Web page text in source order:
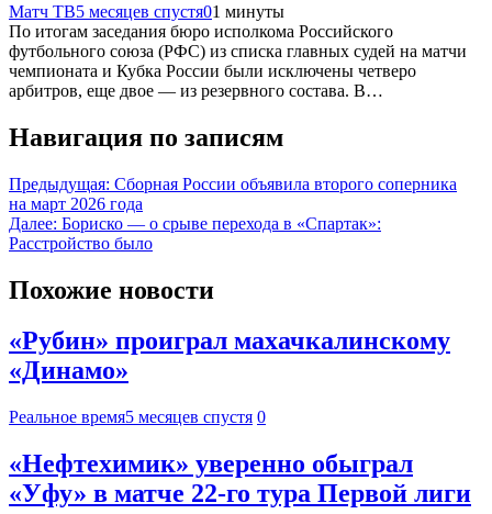
Матч ТВ5 месяцев спустя01 минуты
По итогам заседания бюро исполкома Российского
футбольного союза (РФС) из списка главных судей на матчи
чемпионата и Кубка России были исключены четверо
арбитров, еще двое — из резервного состава. В…
Навигация по записям
Предыдущая: Сборная России объявила второго соперника
на март 2026 года
Далее: Бориско — о срыве перехода в «Спартак»:
Расстройство было
Похожие новости
«Рубин» проиграл махачкалинскому
«Динамо»
Реальное время5 месяцев спустя 0
«Нефтехимик» уверенно обыграл
«Уфу» в матче 22-го тура Первой лиги